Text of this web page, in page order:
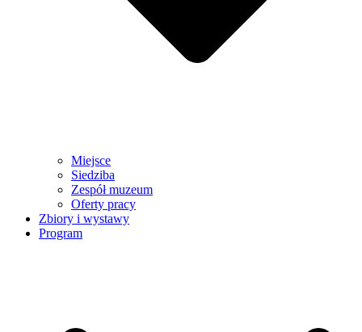
Miejsce
Siedziba
Zespół muzeum
Oferty pracy
Zbiory i wystawy
Program